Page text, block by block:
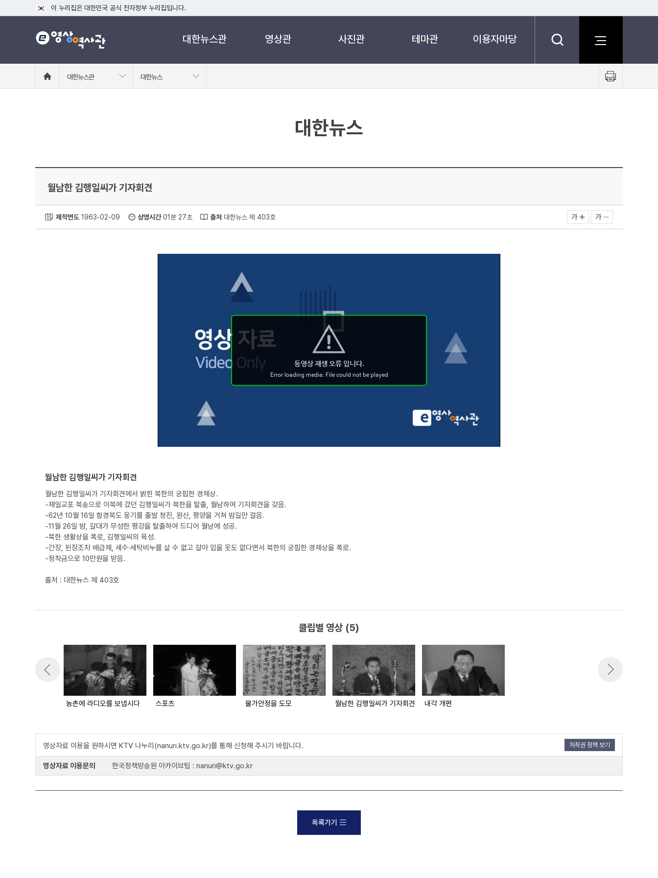
이 누리집은 대한민국 공식 전자정부 누리집입니다.
공식 누리집 주소 확인하기
go.kr 주소를 사용하는 누리집은 대한민국 정부기관이 관리하는 누리집입니다.
대한뉴스관 영상관 사진관 테마관 이용자마당
로
대한뉴스관 대한뉴스
트
대한뉴스
월남한 김행일씨가 기자회견
제작연도 1963-02-09 상영시간01분 27초 출처 대한뉴스 제 403호 가 가
월남한 김행일씨가 기자회견
월남한 김행일씨가 기자회견에서 밝힌 북한의 궁핍한 경제상.
-재일교포 북송으로 이북에 갔던 김행일씨가 북한을 탈출, 월남하여 기자회견을 갖음.
-62년 10월 16일 함경북도 웅기를 출발 청진, 원산, 평양을 거쳐 밤길만 걸음.
-11월 26일 밤, 갈대가 무성한 평강을 탈출하여 드디어 월남에 성공.
-북한 생활상을 폭로, 김행일씨의 육성.
-간장, 된장조차 배급제, 세수·세탁비누를 살 수 없고 갈아 입을 옷도 없다면서 북한의 궁핍한 경제상을 폭로.
-정착금으로 10만원을 받음.
출처 : 대한뉴스 제 403호
클립별 영상 (5)
농촌에 라디오를 보냅시다 스포츠 물가안정을 도모 월남한 김행일씨가 기자회견 내각 개편
영상자료 이용을 원하시면 KTV 나누리(nanuri.ktv.go.kr)를 통해 신청해 주시기 바랍니다. 저작권 정책 보기
영상자료 이용문의 한국정책방송원 아카이브팀 : nanuri@ktv.go.kr
목록가기